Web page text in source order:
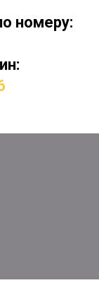
номеру: